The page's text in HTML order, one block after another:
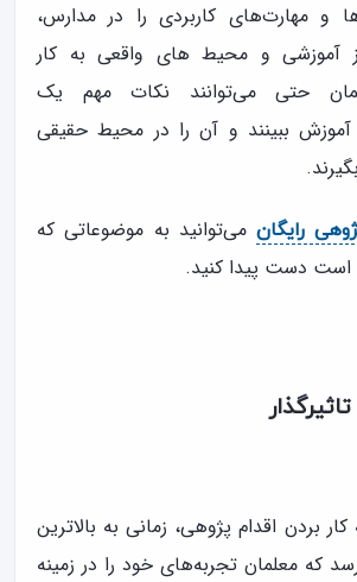
و مهارت‌های کاربردی را در مدارس،
آموزشى و محیط هاى واقعى به کار
حتی می‌توانند نکات مهم یک
آموزش ببينند و آن را در محیط حقیقی
رایگان می‌توانید به موضوعاتی که
است دست پیدا کنید.
بردن اقدام پژوهی، زمانی به بالاترین
که معلمان تجربه‌های خود را در زمینه